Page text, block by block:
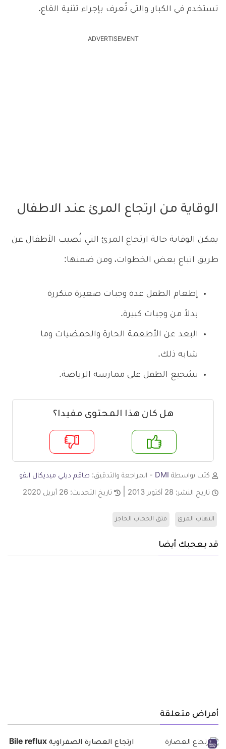
تستخدم في الكبارـ والتي تُعرف بإجراء تثنية القاع.
ADVERTISEMENT
الوقاية من ارتجاع المرئ عنـد الاطفال
يمكن الوقاية حالة ارتجاع المرئ التي تُصيب الأطفال عن
طريق اتباع بعض الخطوات، ومن ضمنها:
إطعام الطفل عدة وجبات صغيرة متكررة
بدلاً من وجبات كبيرة.
البعد عن الأطعمة الحارة والحمضيات وما
شابه ذلك.
تشجيع الطفل على ممارسة الرياضة.
هل كان هذا المحتوى مفيدا؟
لا
كتب بواسطة DMI - المراجعة والتدقيق: طاقم ديلي ميديكال انفو
تاريخ النشر: 28 أكتوبر 2013 تاريخ التحديث: 26 أبريل 2020
التهاب المرئ فتق الحجاب الحاجز
قد يعجبك أيضا
أمراض متعلقة
ارتجاع العصارة الصفراوية Bile reflux